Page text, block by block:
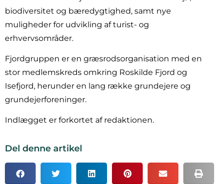
biodiversitet og bæredygtighed, samt nye
muligheder for udvikling af turist- og
erhvervsområder.
Fjordgruppen er en græsrodsorganisation med en
stor medlemskreds omkring Roskilde Fjord og
Isefjord, herunder en lang række grundejere og
grundejerforeninger.
Indlægget er forkortet af redaktionen.
Del denne artikel